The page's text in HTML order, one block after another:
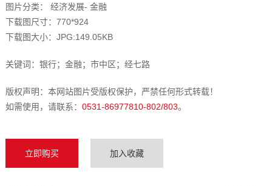
图片分类： 经济发展- 金融
下载图尺寸：770*924
下载图大小：JPG:149.05KB
关键词：银行；金融；市中区；经七路
版权声明：本网站图片受版权保护，严禁任何形式转载！
如需使用，请联系： 0531-86977810-802/803。
立即购买 加入收藏